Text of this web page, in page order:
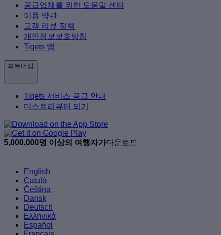
공급업체를 위한 도움말 센터
이용 약관
고객 리뷰 정책
개인정보보호방침
Tiqets 앱
파트너십
Tiqets 서비스 공급 안내
디스트리뷰터 되기
5,000,000명 이상의 여행자가다운로드
English
Català
Čeština
Dansk
Deutsch
Ελληνικά
Español